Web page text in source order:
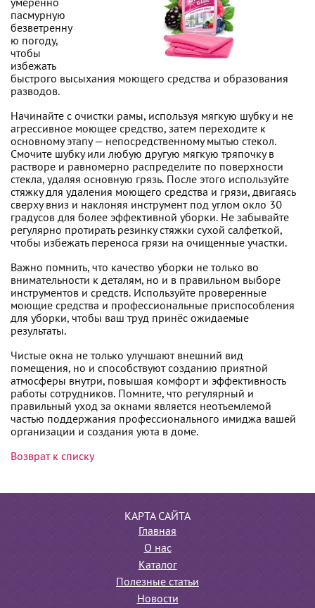
умеренно
пасмурную
безветренну
ю погоду,
чтобы
избежать
быстрого высыхания моющего средства и образования
разводов.
Начинайте с очистки рамы, используя мягкую шубку и не
агрессивное моющее средство, затем переходите к
основному этапу — непосредственному мытью стекол.
Смочите шубку или любую другую мягкую тряпочку в
растворе и равномерно распределите по поверхности
стекла, удаляя основную грязь. После этого используйте
стяжку для удаления моющего средства и грязи, двигаясь
сверху вниз и наклоняя инструмент под углом окло 30
градусов для более эффективной уборки. Не забывайте
регулярно протирать резинку стяжки сухой салфеткой,
чтобы избежать переноса грязи на очищенные участки.
Важно помнить, что качество уборки не только во
внимательности к деталям, но и в правильном выборе
инструментов и средств. Используйте проверенные
моющие средства и профессиональные приспособления
для уборки, чтобы ваш труд принёс ожидаемые
результаты.
Чистые окна не только улучшают внешний вид
помещения, но и способствуют созданию приятной
атмосферы внутри, повышая комфорт и эффективность
работы сотрудников. Помните, что регулярный и
правильный уход за окнами является неотъемлемой
частью поддержания профессионального имиджа вашей
организации и создания уюта в доме.
Возврат к списку
КАРТА САЙТА
Главная
О нас
Каталог
Полезные статьи
Новости